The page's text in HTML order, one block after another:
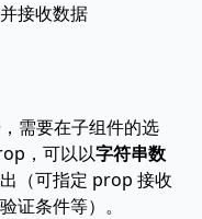
接收数据
需要在子组件的选
，可以以字符串数
（可指定 prop 接收
证条件等）。